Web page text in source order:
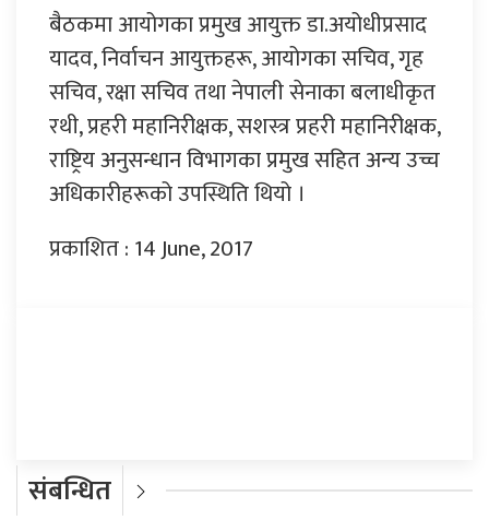
बैठकमा आयोगका प्रमुख आयुक्त डा.अयोधीप्रसाद
यादव, निर्वाचन आयुक्तहरू, आयोगका सचिव, गृह
सचिव, रक्षा सचिव तथा नेपाली सेनाका बलाधीकृत
रथी, प्रहरी महानिरीक्षक, सशस्त्र प्रहरी महानिरीक्षक,
राष्ट्रिय अनुसन्धान विभागका प्रमुख सहित अन्य उच्च
अधिकारीहरूको उपस्थिति थियो ।
प्रकाशित : 14 June, 2017
संबन्धित